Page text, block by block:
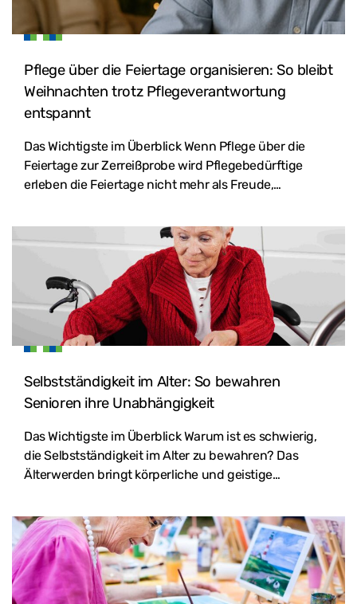
Pflege über die Feiertage organisieren: So bleibt
Weihnachten trotz Pflegeverantwortung
entspannt
Das Wichtigste im Überblick Wenn Pflege über die
Feiertage zur Zerreißprobe wird Pflegebedürftige
erleben die Feiertage nicht mehr als Freude,…
Selbstständigkeit im Alter: So bewahren
Senioren ihre Unabhängigkeit
Das Wichtigste im Überblick Warum ist es schwierig,
die Selbstständigkeit im Alter zu bewahren? Das
Älterwerden bringt körperliche und geistige…